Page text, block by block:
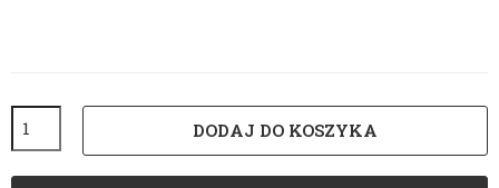
DODAJ DO KOSZYKA